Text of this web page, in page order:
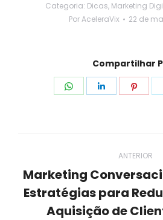
Categoria: Dicas, Marketing
PorAceleraVix 22 de
Compartilhar
Compartilhar
Navegação
de
post:
ANTERIOR
Post
Marketing
Estratégias para
Aquisição de